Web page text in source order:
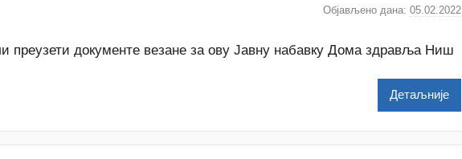
Објављено дана:05.02.2022
преузети документе везане за ову Јавну набавку Дома здравља Ниш
Детаљније